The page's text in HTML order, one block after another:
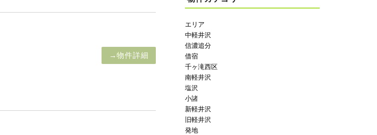
→物件詳細
エリア
中軽井沢
信濃追分
借宿
千ヶ滝西区
南軽井沢
塩沢
小諸
新軽井沢
旧軽井沢
発地